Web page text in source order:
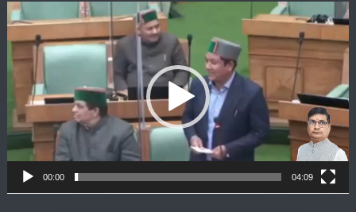
Video
Player
00:00 04:09